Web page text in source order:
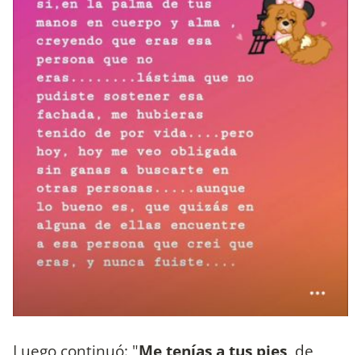
Luego continuó: "Me tenías a tus pies, de